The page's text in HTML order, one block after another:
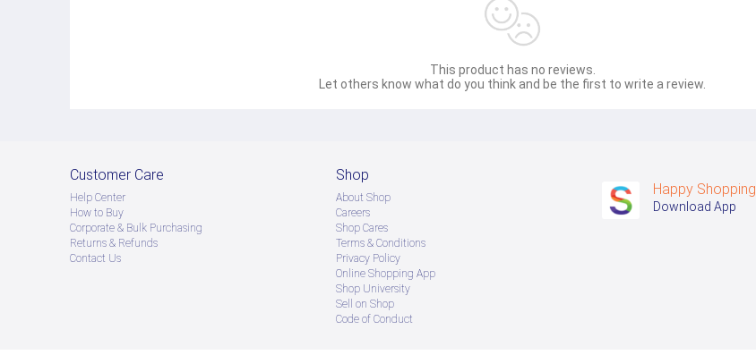
This product has no reviews.
Let others know what do you think and be the first to write a review.
Customer Care
Help Center
How to Buy
Corporate & Bulk Purchasing
Returns & Refunds
Contact Us
Shop
About Shop
Careers
Shop Cares
Terms & Conditions
Privacy Policy
Online Shopping App
Shop University
Sell on Shop
Code of Conduct
Happy Shopping
Download App